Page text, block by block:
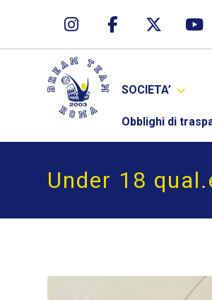
SOCIETA’
Obblighi di
Under 18